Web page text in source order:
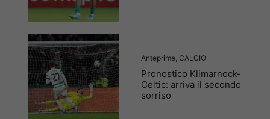
Anteprime, CALCIO
Pronostico Klimarnock-
Celtic: arriva il secondo
sorriso